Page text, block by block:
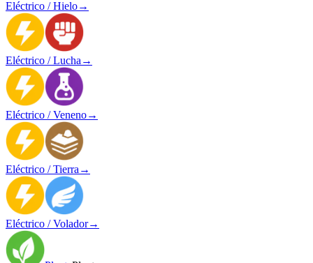
Eléctrico / Hielo→
Eléctrico / Lucha →
Eléctrico / Veneno→
Eléctrico / Tierra →
Eléctrico / Volador→